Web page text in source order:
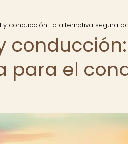
y conducción: La alternativa segura
conducción:
para el